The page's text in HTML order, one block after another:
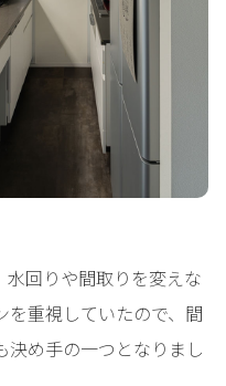
回りや間取りを変えな
を重視していたので、間
め手の一つとなりまし